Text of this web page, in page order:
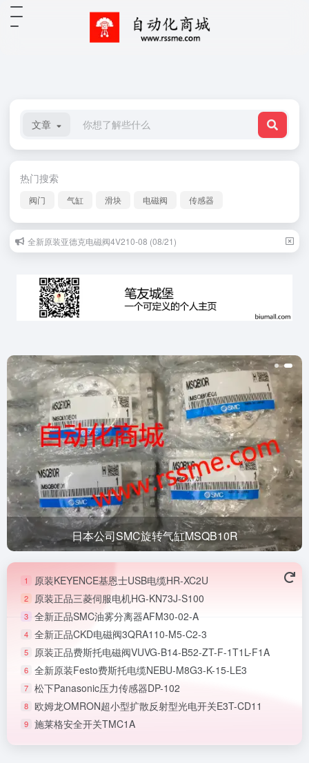
文章
热门搜索
阀门 气缸 滑块 电磁阀 传感器
全新原装亚德克电磁阀4V210-08 (08/21)
日本公司SMC旋转气缸MSQB10R
1 原装KEYENCE基恩士USB电缆HR-XC2U
2 原装正品三菱伺服电机HG-KN73J-S100
3 全新正品SMC油雾分离器AFM30-02-A
4 全新正品CKD电磁阀3QRA110-M5-C2-3
5 原装正品费斯托电磁阀VUVG-B14-B52-ZT-F-1T1L-F1A
6 全新原装Festo费斯托电缆NEBU-M8G3-K-15-LE3
7 松下Panasonic压力传感器DP-102
8 欧姆龙OMRON超小型扩散反射型光电开关E3T-CD11
9 施莱格安全开关TMC1A